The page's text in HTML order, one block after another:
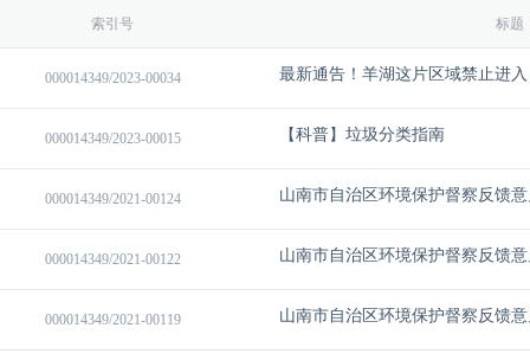
索引号 标题
000014349/2023-00034 最新通告！羊湖这片区域禁止进
000014349/2023-00015 【科普】垃圾分类指南
000014349/2021-00124
000014349/2021-00122
000014349/2021-00119